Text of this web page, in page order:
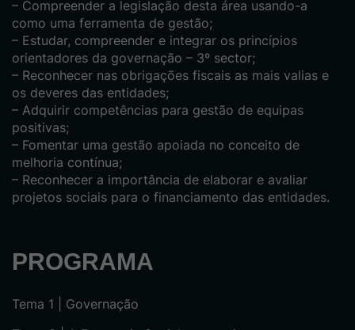
– Compreender a legislação desta área usando-a
como uma ferramenta de gestão;
– Estudar, compreender e integrar os princípios
orientadores da governação – 3º sector;
– Reconhecer nas obrigações fiscais as mais valias e
os deveres das entidades;
– Adquirir competências para gestão de equipas
positivas;
– Fomentar uma gestão apoiada no conceito de
melhoria contínua;
– Reconhecer a importância de elaborar e avaliar
projetos sociais para o financiamento das entidades.
PROGRAMA
Tema 1 | Governação